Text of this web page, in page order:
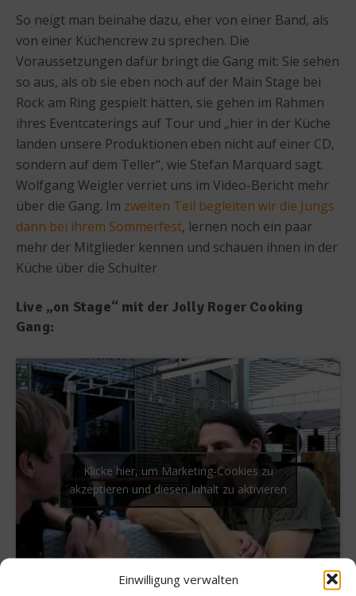
Einwilligung verwalten
So neigt man beinahe dazu, eher von einer Band, als
von einer Küchencrew zu sprechen. Die
Voraussetzungen dafür bringt die Gang mit: Sie sehen
so aus, als ob sie eben noch auf der Main Stage bei
Rock am Ring gespielt hätten, sie gehen im Rahmen
ihres Eventcaterings auf Tour und „hier in der Küche
landen unsere Produktionen eben nicht auf einer CD,
sondern auf dem Teller“, wie Stefan Marquard sagt.
Wolfgang Weigler verriet uns im Video-Bericht mehr
über die Gang. Im zweiten Teil begleiten wir die Jungs
dann bei ihrem Sommerfest, lernen noch ein paar
mehr der Mitglieder kennen und schauen ihnen in der
Küche über die Schulter
Live „on Stage“ mit der Jolly Roger Cooking
Gang:
Klicke hier, um Marketing-Cookies zu
akzeptieren und diesen Inhalt zu aktivieren